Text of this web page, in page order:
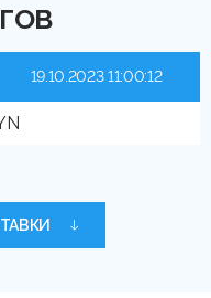
19.10.2023 11:00:12